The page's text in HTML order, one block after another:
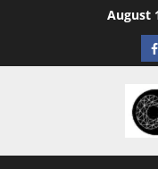
August